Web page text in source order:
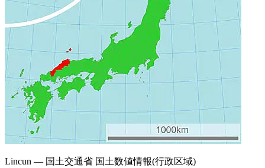
Lincun — 国土交通省 国土数値情報(行政区域)